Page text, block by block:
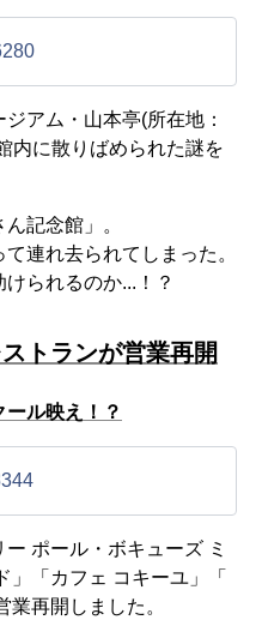
アム・山本亭(所在地：
内に散りばめられた謎を
記念館」。
連れ去られてしまった。
られるのか...！？
トランが営業再開
ル映え！？
ポール・ボキューズ ミ
」「カフェ コキーユ」「
再開しました。